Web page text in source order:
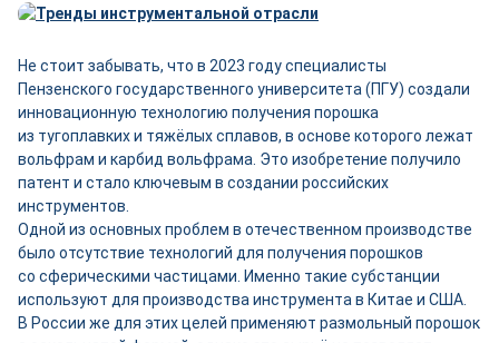
Не стоит забывать, что в 2023 году специалисты
Пензенского государственного университета (ПГУ) создали
инновационную технологию получения порошка
из тугоплавких и тяжёлых сплавов, в основе которого лежат
вольфрам и карбид вольфрама. Это изобретение получило
патент и стало ключевым в создании российских
инструментов.
Одной из основных проблем в отечественном производстве
было отсутствие технологий для получения порошков
со сферическими частицами. Именно такие субстанции
используют для производства инструмента в Китае и США.
В России же для этих целей применяют размольный порошок